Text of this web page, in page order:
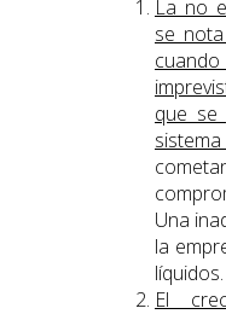
La no
se
que se
Una
la
líquidos.
El